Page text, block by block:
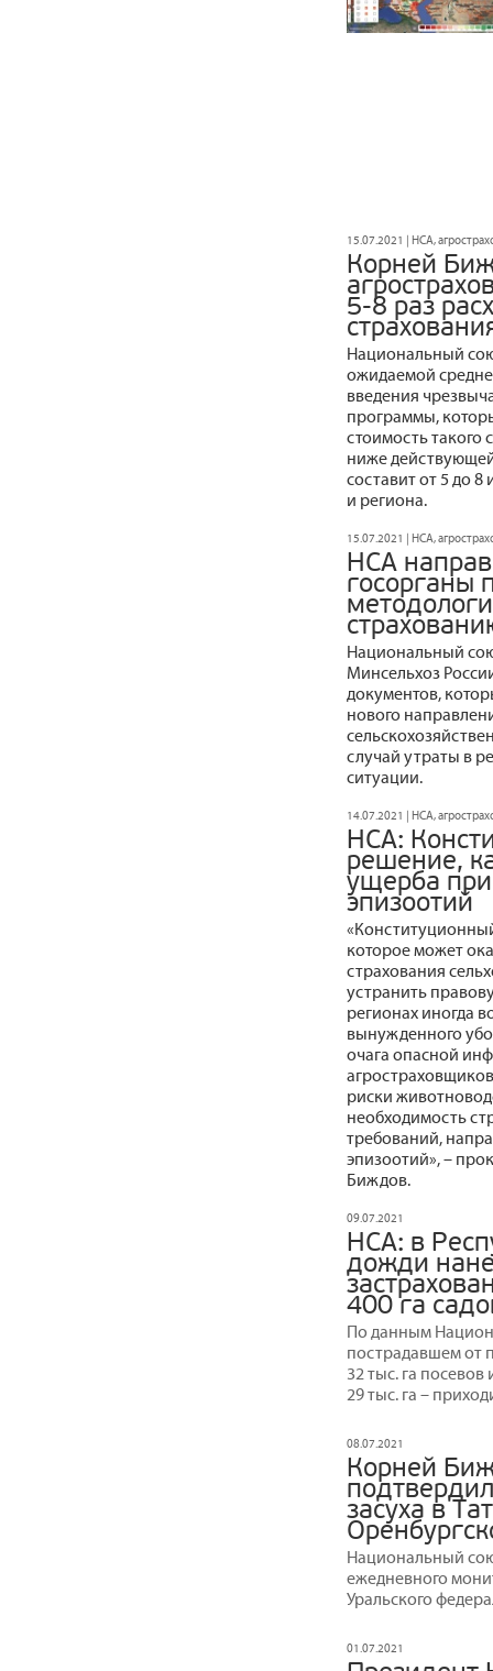
15.07.2021 | НСА,
Корней
5-8 раз
Национальный
ожидаемой
введения
программы,
стоимость такого
ниже
составит от 5 до 8
и региона.
15.07.2021 | НСА,
НСА
госорганы
Национальный
Минсельхоз
документов,
нового
случай утраты в
ситуации.
14.07.2021 | НСА,
НСА:
решение,
ущерба
эпизоотий
которое может
страхования
устранить
регионах иногда
вынужденного
очага опасной
риски
необходимость
требований,
эпизоотий», –
Биждов.
09.07.2021
НСА: в
дожди
400 га
По данным
пострадавшем от
32 тыс. га посевов
29 тыс. га –
08.07.2021
Корней
засуха в
Национальный
ежедневного
Уральского
01.07.2021